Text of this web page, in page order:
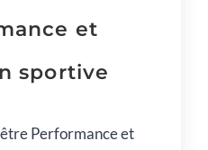
et
sportive
Performance et